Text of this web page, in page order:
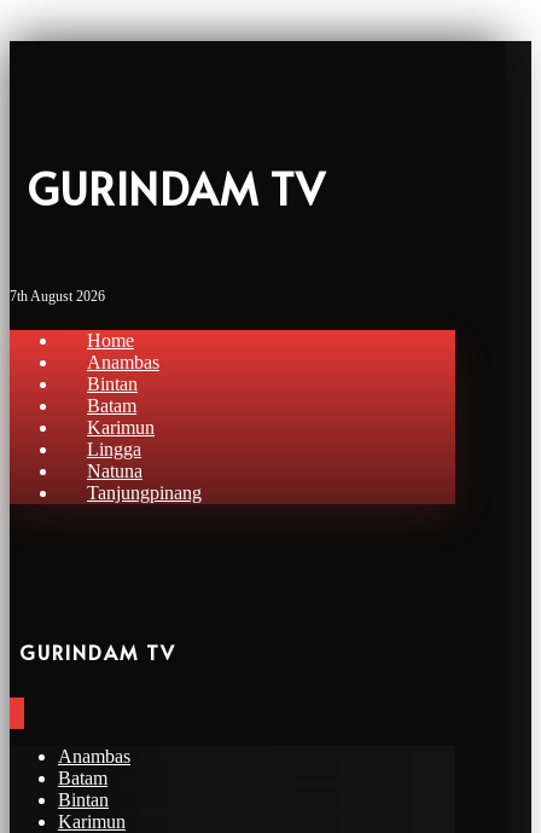
GURINDAM TV
7th August 2026
Home
Anambas
Bintan
Batam
Karimun
Lingga
Natuna
Tanjungpinang
GURINDAM TV
Anambas
Batam
Bintan
Karimun